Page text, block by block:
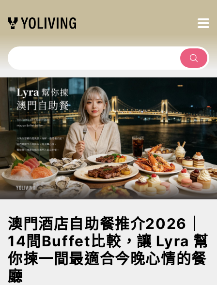
澳門酒店自助餐推介2026｜
14間Buffet比較，讓 Lyra 幫
你揀一間最適合今晚心情的餐
廳